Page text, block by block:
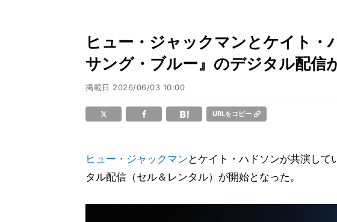
ヒュー・ジャックマンとケイト・
サング・ブルー』のデジタル配信
掲載日 2026/06/03 10:00
URLをコピー
ヒュー・ジャックマン とケイト・ハドソンが共演し
タル配信（セル＆レンタル）が開始となった。